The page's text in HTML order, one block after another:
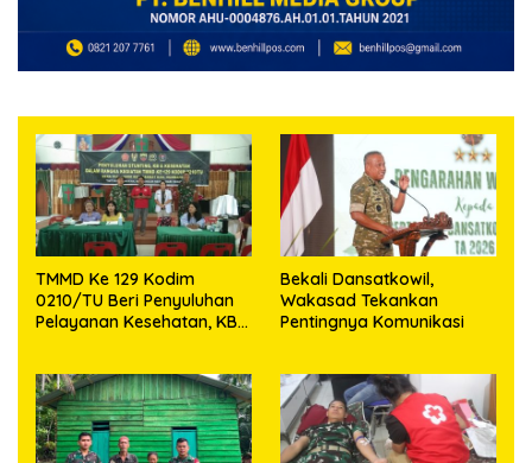
TMMD Ke 129 Kodim
0210/TU Beri Penyuluhan
Pelayanan Kesehatan, KB
Bekali Dansatkowil,
Wakasad Tekankan
Pentingnya Komunikasi